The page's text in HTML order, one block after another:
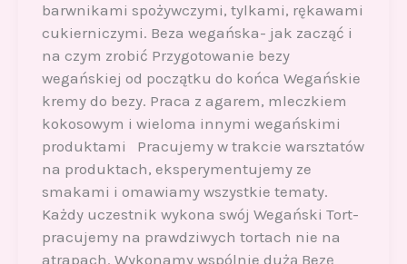
barwnikami spożywczymi, tylkami, rękawami
cukierniczymi. Beza wegańska- jak zacząć i
na czym zrobić Przygotowanie bezy
wegańskiej od początku do końca Wegańskie
kremy do bezy. Praca z agarem, mleczkiem
kokosowym i wieloma innymi wegańskimi
produktami Pracujemy w trakcie warsztatów
na produktach, eksperymentujemy ze
smakami i omawiamy wszystkie tematy.
Każdy uczestnik wykona swój Wegański Tort-
pracujemy na prawdziwych tortach nie na
atrapach. Wykonamy wspólnie dużą Bezę